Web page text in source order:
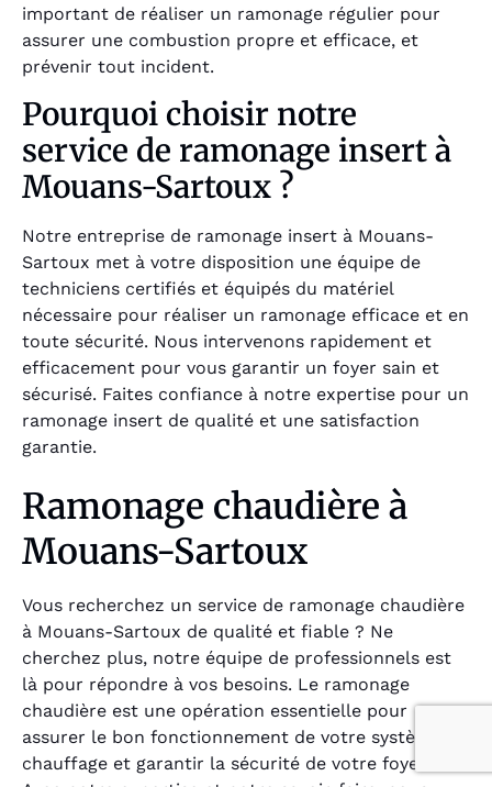
important de réaliser un ramonage régulier pour
assurer une combustion propre et efficace, et
prévenir tout incident.
Pourquoi choisir notre
service de ramonage insert à
Mouans-Sartoux ?
Notre entreprise de ramonage insert à Mouans-
Sartoux met à votre disposition une équipe de
techniciens certifiés et équipés du matériel
nécessaire pour réaliser un ramonage efficace et en
toute sécurité. Nous intervenons rapidement et
efficacement pour vous garantir un foyer sain et
sécurisé. Faites confiance à notre expertise pour un
ramonage insert de qualité et une satisfaction
garantie.
Ramonage chaudière à
Mouans-Sartoux
Vous recherchez un service de ramonage chaudière
à Mouans-Sartoux de qualité et fiable ? Ne
cherchez plus, notre équipe de professionnels est
là pour répondre à vos besoins. Le ramonage
chaudière est une opération essentielle pour
assurer le bon fonctionnement de votre système de
chauffage et garantir la sécurité de votre foyer.